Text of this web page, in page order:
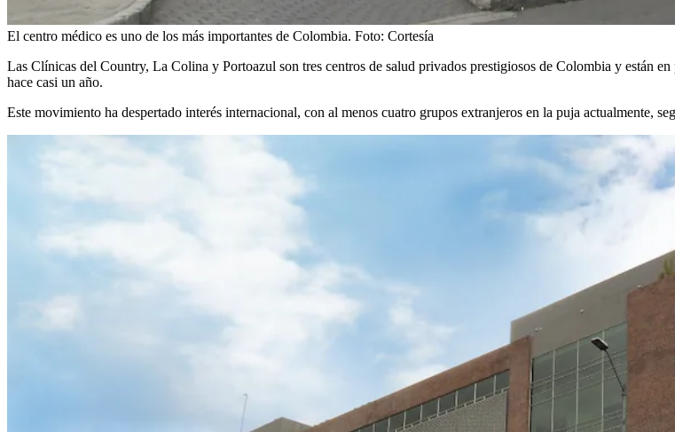
El centro médico es uno de los más importantes de Colombia. Foto: Cortesía
Las Clínicas del Country, La Colina y Portoazul son tres centros de salud privados prestigiosos de Colombia y están
hace casi un año.
Este movimiento ha despertado interés internacional, con al menos cuatro grupos extranjeros en la puja actualmente,